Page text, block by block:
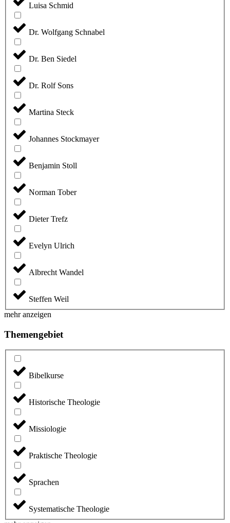
Luisa Schmid
Dr. Wolfgang Schnabel
Dr. Ben Siedel
Dr. Rolf Sons
Martina Steck
Johannes Stockmayer
Benjamin Stoll
Norman Tober
Dieter Trefz
Evelyn Ulrich
Albrecht Wandel
Steffen Weil
mehr anzeigen
Themengebiet
Bibelkurse
Historische Theologie
Missiologie
Praktische Theologie
Sprachen
Systematische Theologie